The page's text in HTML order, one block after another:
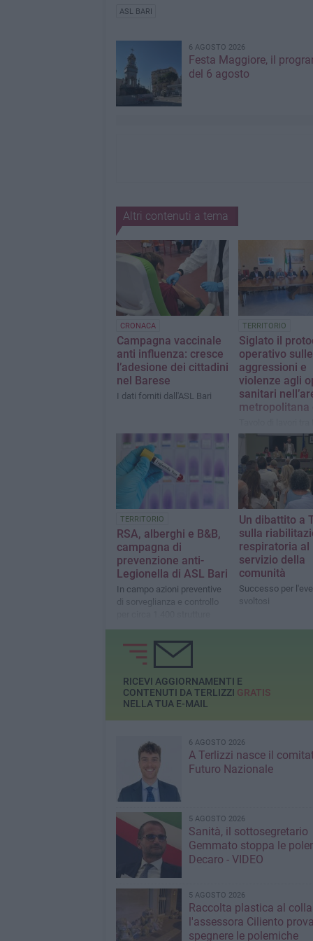
ASL BARI
6 AGOSTO 2026
Festa Maggiore, il
del 6 agosto
Altri contenuti a tema
CRONACA
Campagna vaccinale
anti influenza: cresce
l’adesione dei cittadini
nel Barese
I dati forniti dall'ASL Bari
TERRITORIO
Siglato il
operativo sulle
aggressioni e
violenze agli
sanitari
metropolitana
della Puglia, Forze
dell’Ordine e i
sistema sanitario
TERRITORIO
RSA, alberghi e B&B,
campagna di
prevenzione anti-
Legionella di ASL Bari
In campo azioni preventive
di sorveglianza e controllo
Un dibattito a
sulla
respiratoria al
servizio della
comunità
Successo per
svoltosi
RICEVI AGGIORNAMENTI E
CONTENUTI DA TERLIZZI GRATIS
NELLA TUA E-MAIL
6 AGOSTO 2026
A Terlizzi nasce il
Futuro Nazionale
5 AGOSTO 2026
Sanità, il sottosegretario
Gemmato stoppa le
Decaro - VIDEO
5 AGOSTO 2026
Raccolta plastica al
l'assessora Ciliento
spegnere le polemiche